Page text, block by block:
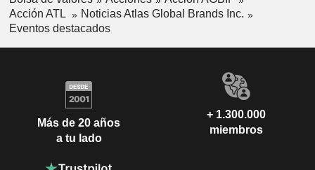
Acción ATL
Noticias Atlas Global Brands Inc.
Eventos destacados
Más de 20 años
a tu lado
+ 1.300.000
miembros